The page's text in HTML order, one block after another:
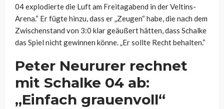
04 explodierte die Luft am Freitagabend in der Veltins-
Arena.“ Er fügte hinzu, dass er „Zeugen“ habe, die nach dem
Zwischenstand von 3:0 klar geäußert hätten, dass Schalke
das Spiel nicht gewinnen könne. „Er sollte Recht behalten.“
Peter Neururer rechnet
mit Schalke 04 ab:
„Einfach grauenvoll“